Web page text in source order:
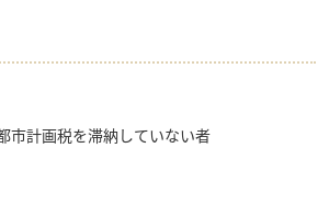
市計画税を滞納していない者